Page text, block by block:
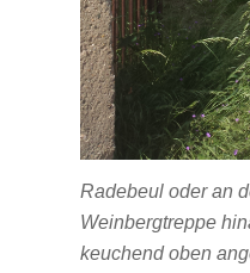
Radebeul oder an
Weinbergtreppe
keuchend oben